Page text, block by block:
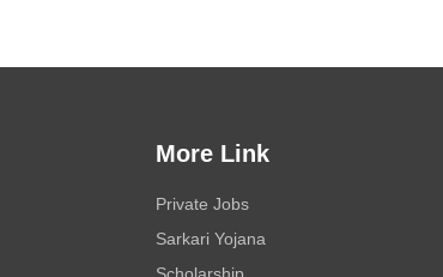
More Link
Private Jobs
Sarkari Yojana